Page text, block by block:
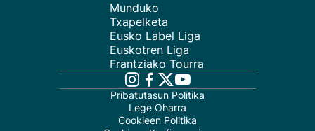
Munduko
Txapelketa
Eusko Label Liga
Euskotren Liga
Frantziako Tourra
Pribatutasun Politika
Lege Oharra
Cookieen Politika